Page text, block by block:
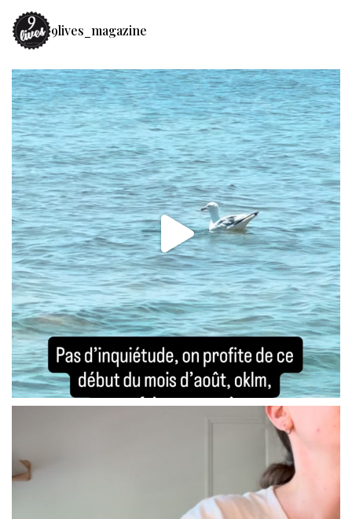
9lives_magazine